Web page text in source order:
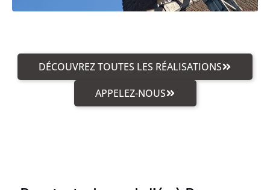
DÉCOUVREZ TOUTES LES RÉALISATIONS
APPELEZ-NOUS